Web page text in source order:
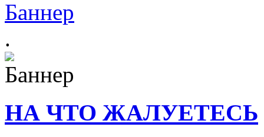
.
НА ЧТО ЖАЛУЕТЕСЬ